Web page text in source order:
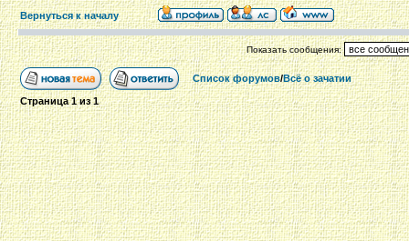
Вернуться к началу
Показать сообщения:
Список форумов/Всё о зачатии
Страница1из1